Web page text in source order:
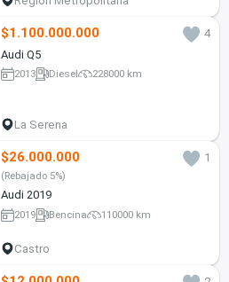
$1.100.000.000
4
Audi Q5
2013 Diesel 228000 km
La Serena
$26.000.000 1
(Rebajado 5%)
Audi 2019
2019 Bencina 110000 km
Castro